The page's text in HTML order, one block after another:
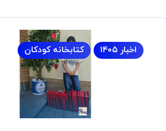
اخبار ۱۴۰۵ کتابخانه کودکان